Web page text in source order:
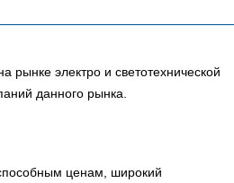
электро и светотехнической
данного рынка.
ценам, широкий